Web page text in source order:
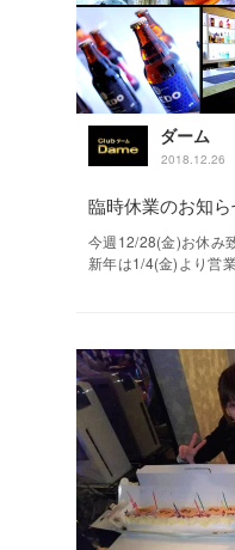
ダーム
2018.12.26
臨時休業のお知
今週12/28(金)お休み
新年は1/4(金)より営